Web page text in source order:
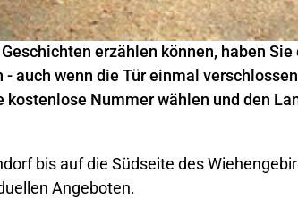
erzählen können, haben Sie
auch wenn die Tür einmal
kostenlose Nummer wählen und den
bis auf die Südseite des
Angeboten.